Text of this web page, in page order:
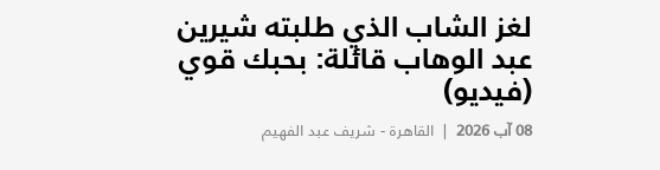
لغز الشاب الذي طلبته شيرين
عبد الوهاب قائلة: بحبك قوي
(فيديو)
08 آب 2026 |القاهرة - شريف عبد الفهيم